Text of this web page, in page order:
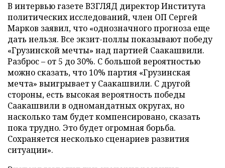
В интервью газете ВЗГЛЯД директор Института
политических исследований, член ОП Сергей
Марков заявил, что «однозначного прогноза еще
дать нельзя. Все экзит-поллы показывают победу
«Грузинской мечты» над партией Саакашвили.
Разброс – от 5 до 30%. С большой вероятностью
можно сказать, что 10% партия «Грузинская
мечта» выигрывает у Саакашвили. С другой
стороны, есть высокая вероятность победы
Саакашвили в одномандатных округах, но
насколько там будет компенсировано, сказать
пока трудно. Это будет огромная борьба.
Сохраняется несколько сценариев развития
ситуации».